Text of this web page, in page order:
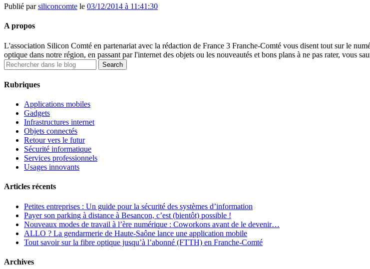
Publié parsiliconcomte le 03/12/2014 à 11:41:30
A propos
L'association Silicon Comté en partenariat avec la rédaction de France 3 Franche-Comté vous disent tout sur le
optique dans notre région, en passant par l'internet des objets ou les nouveautés et bons plans à ne pas rater, vous
Rubriques
Applications mobiles
Gadgets
Infrastructures internet
Objets connectés
Retour vers le futur
Sécurité informatique
Services professionnels
Usages innovants
Articles récents
Petites entreprises : Un guide pour la sécurité des systèmes d’information
Payer son parking à distance à Besançon, c’est (bientôt) possible !
Nouveaux modes de travail à l’ère numérique : Coworkons avant de le devenir…
ALLO ? La gendarmerie de Haute-Saône lance une application mobile
Tout savoir sur la fibre optique jusqu’à l’abonné (FTTH) en Franche-Comté
Archives